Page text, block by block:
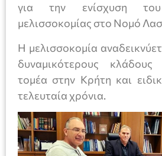
για την ενίσχυση
μελισσοκομίας στο Νομό
Η μελισσοκομία
δυναμικότερους
τομέα στην Κρήτη και
τελευταία χρόνια.